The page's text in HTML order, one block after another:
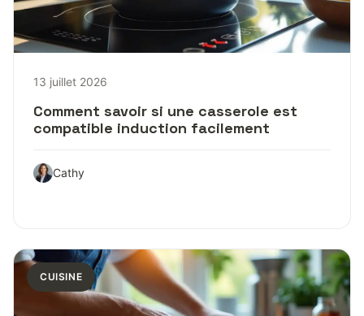
13 juillet 2026
Comment savoir si une casserole est
compatible induction facilement
Cathy
CUISINE